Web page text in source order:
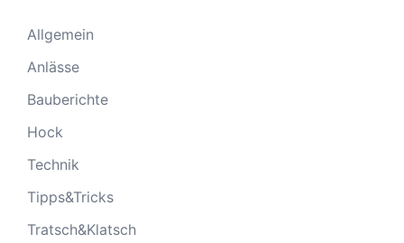
Allgemein
Anlässe
Bauberichte
Hock
Technik
Tipps&Tricks
Tratsch&Klatsch